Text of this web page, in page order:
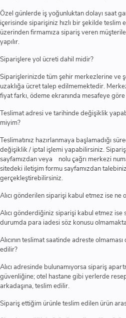
Özel günlerde iş yoğunluktan dolayı saat
içerisinde siparişiniz hızlı bir şekilde teslim
üzerinden firmamıza sipariş veren
yapılır.
Siparişlere yol ücreti dahil midir?
Siparişlerinizde tüm şehir merkezlerine ve
uzaklığa ücret talep edilmemektedir.
fiyat farkı, ödeme ekranında mesafeye
Teslimat adresi ve tarihinde değişiklik
miyim?
Teslimatınız hazırlanmaya başlamadığı
değişiklik / iptal işlemi yapabilirsiniz.
sayfamızdan veya nolu çağrı merkezi
sitedeki iletişim formu sayfamızdan
gerçekleştirebilirsiniz.
Alıcı gönderilen siparişi kabul etmez ise ne
Alıcı gönderdiğiniz siparişi kabul etmez
durumda para iadesi söz konusu
Alıcının teslimat saatinde adreste
edilir?
Alıcı adresinde bulunamıyorsa sipariş
güvenliğine; otel hastane gibi yerlerde
arkadaşına, teslim edilir.
Sipariş ettiğim ürünle teslim edilen ürün